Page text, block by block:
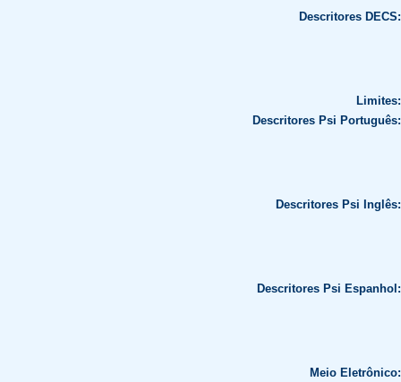
Descritores DECS:
Limites:
Descritores Psi Português:
Descritores Psi Inglês:
Descritores Psi Espanhol:
Meio Eletrônico: